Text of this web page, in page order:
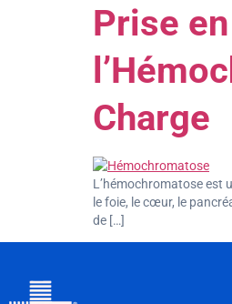
Prise
Charge
L’hémochromatose est
le foie, le cœur, le
de […]